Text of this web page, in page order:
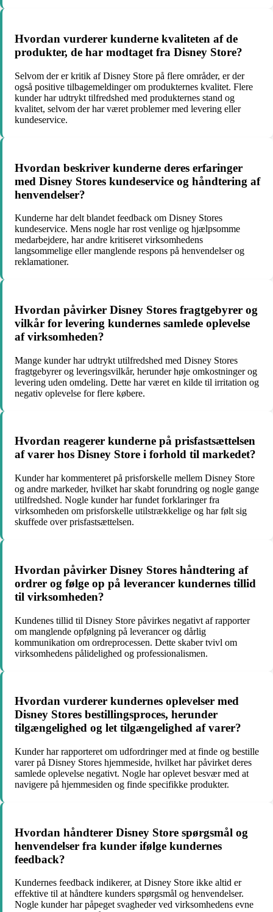
Hvordan vurderer kunderne kvaliteten af de
produkter, de har modtaget fra Disney Store?
Selvom der er kritik af Disney Store på flere områder, er der
også positive tilbagemeldinger om produkternes kvalitet. Flere
kunder har udtrykt tilfredshed med produkternes stand og
kvalitet, selvom der har været problemer med levering eller
kundeservice.
Hvordan beskriver kunderne deres erfaringer
med Disney Stores kundeservice og håndtering af
henvendelser?
Kunderne har delt blandet feedback om Disney Stores
kundeservice. Mens nogle har rost venlige og hjælpsomme
medarbejdere, har andre kritiseret virksomhedens
langsommelige eller manglende respons på henvendelser og
reklamationer.
Hvordan påvirker Disney Stores fragtgebyrer og
vilkår for levering kundernes samlede oplevelse
af virksomheden?
Mange kunder har udtrykt utilfredshed med Disney Stores
fragtgebyrer og leveringsvilkår, herunder høje omkostninger og
levering uden omdeling. Dette har været en kilde til irritation og
negativ oplevelse for flere købere.
Hvordan reagerer kunderne på prisfastsættelsen
af varer hos Disney Store i forhold til markedet?
Kunder har kommenteret på prisforskelle mellem Disney Store
og andre markeder, hvilket har skabt forundring og nogle gange
utilfredshed. Nogle kunder har fundet forklaringer fra
virksomheden om prisforskelle utilstrækkelige og har følt sig
skuffede over prisfastsættelsen.
Hvordan påvirker Disney Stores håndtering af
ordrer og følge op på leverancer kundernes tillid
til virksomheden?
Kundenes tillid til Disney Store påvirkes negativt af rapporter
om manglende opfølgning på leverancer og dårlig
kommunikation om ordreprocessen. Dette skaber tvivl om
virksomhedens pålidelighed og professionalismen.
Hvordan vurderer kundernes oplevelser med
Disney Stores bestillingsproces, herunder
tilgængelighed og let tilgængelighed af varer?
Kunder har rapporteret om udfordringer med at finde og bestille
varer på Disney Stores hjemmeside, hvilket har påvirket deres
samlede oplevelse negativt. Nogle har oplevet besvær med at
navigere på hjemmesiden og finde specifikke produkter.
Hvordan håndterer Disney Store spørgsmål og
henvendelser fra kunder ifølge kundernes
feedback?
Kundernes feedback indikerer, at Disney Store ikke altid er
effektive til at håndtere kunders spørgsmål og henvendelser.
Nogle kunder har påpeget svagheder ved virksomhedens evne